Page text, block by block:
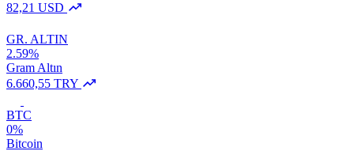
82,21 USD
GR. ALTIN
2.59%
Gram Altın
6.660,55 TRY
BTC
0%
Bitcoin